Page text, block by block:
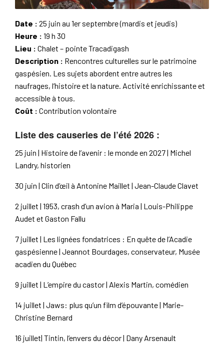
Date : 25 juin au 1er septembre (mardis et jeudis)
Heure : 19 h 30
Lieu : Chalet – pointe Tracadigash
Description : Rencontres culturelles sur le patrimoine
gaspésien. Les sujets abordent entre autres les
naufrages, l’histoire et la nature. Activité enrichissante et
accessible à tous.
Coût : Contribution volontaire
Liste des causeries de l’été 2026 :
25 juin | Histoire de l’avenir : le monde en 2027 | Michel
Landry, historien
30 juin | Clin d’œil à Antonine Maillet | Jean-Claude Clavet
2 juillet | 1953, crash d’un avion à Maria | Louis-Philippe
Audet et Gaston Fallu
7 juillet | Les lignées fondatrices : En quête de l’Acadie
gaspésienne | Jeannot Bourdages, conservateur, Musée
acadien du Québec
9 juillet | L’empire du castor | Alexis Martin, comédien
14 juillet | Jaws: plus qu’un film d’épouvante | Marie-
Christine Bernard
16 juillet| Tintin, l’envers du décor | Dany Arsenault